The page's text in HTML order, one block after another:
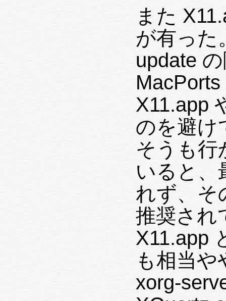
また
が有った
update の際頭痛の種なので、
X11.app や
のを避け
そうも行かない
いると、
れず、その代わ
推奨され
X11.app と共存する！）それだけで
も相当
xorg-server をインストール